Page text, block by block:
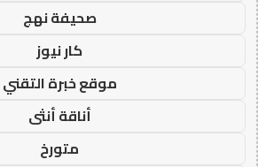
صحيفة نهج
كار نيوز
موقع خبرة التقني
أناقة أنثى
متورخ